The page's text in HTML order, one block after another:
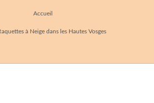
Accueil
à Neige dans les Hautes Vosges